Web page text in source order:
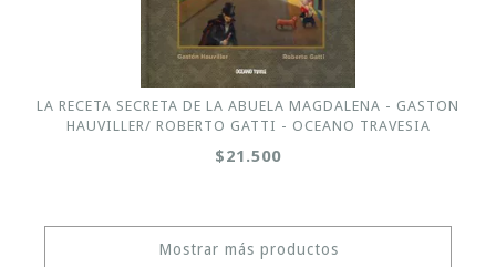
LA RECETA SECRETA DE LA ABUELA MAGDALENA - GASTON
HAUVILLER/ ROBERTO GATTI - OCEANO TRAVESIA
$21.500
Mostrar más productos